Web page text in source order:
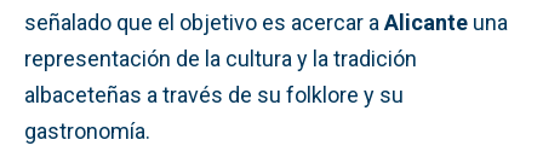
señalado que el objetivo es acercar a Alicante una
representación de la cultura y la tradición
albaceteñas a través de su folklore y su
gastronomía.